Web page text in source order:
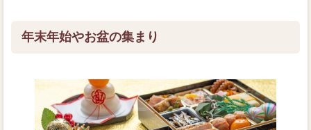
年末年始やお盆の集まり